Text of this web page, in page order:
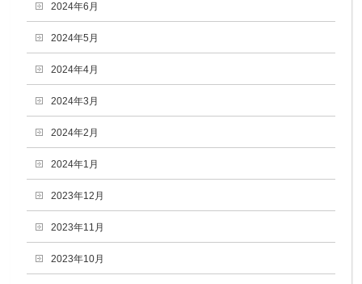
2024年6月
2024年5月
2024年4月
2024年3月
2024年2月
2024年1月
2023年12月
2023年11月
2023年10月